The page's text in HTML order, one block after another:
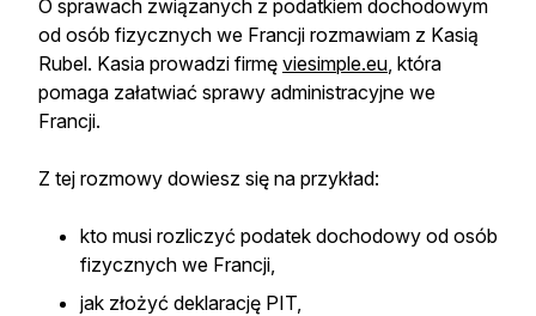
O sprawach związanych z podatkiem dochodowym
od osób fizycznych we Francji rozmawiam z Kasią
Rubel. Kasia prowadzi firmę viesimple.eu, która
pomaga załatwiać sprawy administracyjne we
Francji.
Z tej rozmowy dowiesz się na przykład:
kto musi rozliczyć podatek dochodowy od osób
fizycznych we Francji,
jak złożyć deklarację PIT,